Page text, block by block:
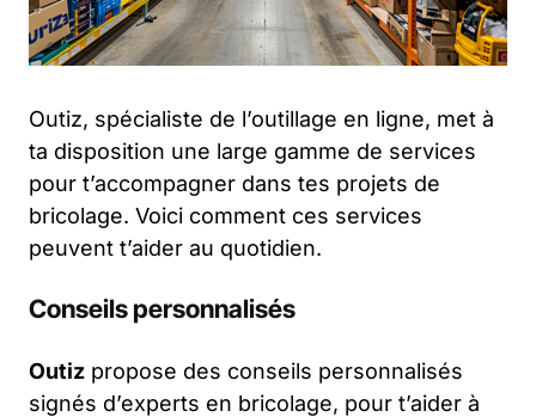
Outiz, spécialiste de l’outillage en ligne, met à
ta disposition une large gamme de services
pour t’accompagner dans tes projets de
bricolage. Voici comment ces services
peuvent t’aider au quotidien.
Conseils personnalisés
Outiz propose des conseils personnalisés
signés d’experts en bricolage, pour t’aider à